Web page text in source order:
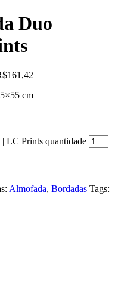
Duo
161,42
cm
LC Prints quantidade
Almofada, Bordadas Tags: